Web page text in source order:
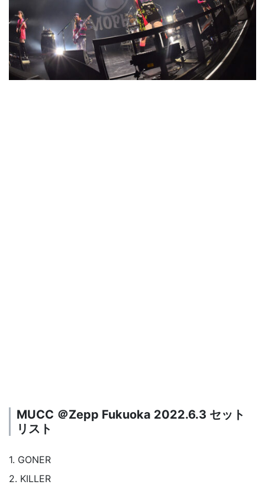
MUCC ＠Zepp Fukuoka 2022.6.3 セット
リスト
1. GONER
2. KILLER